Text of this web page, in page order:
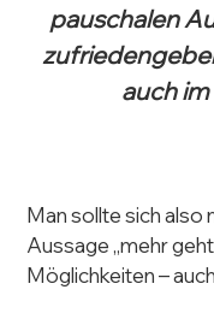
pauschalen
auch
Man sollte sich also
Aussage „mehr
Möglichkeiten –